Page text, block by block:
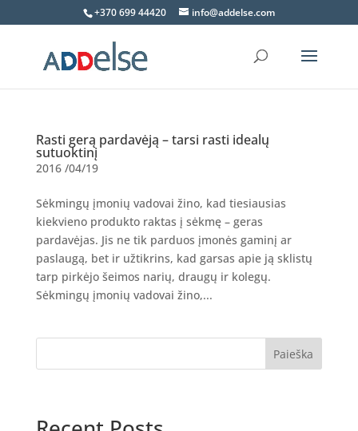
+370 699 44420 info@addelse.com
Rasti gerą pardavėją – tarsi rasti idealų
sutuoktinį
2016 /04/19
Sėkmingų įmonių vadovai žino, kad tiesiausias
kiekvieno produkto raktas į sėkmę – geras
pardavėjas. Jis ne tik parduos įmonės gaminį ar
paslaugą, bet ir užtikrins, kad garsas apie ją sklistų
tarp pirkėjo šeimos narių, draugų ir kolegų.
Sėkmingų įmonių vadovai žino,...
Paieška